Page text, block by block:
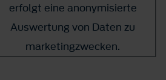
erfolgt eine anonymisierte
Auswertung von Daten zu
marketingzwecken.